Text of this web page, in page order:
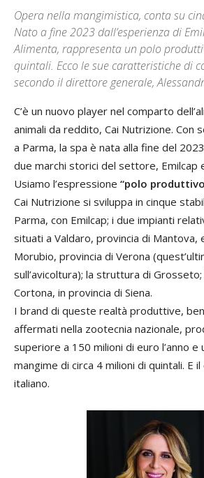
Opera nella mangimistica, conta su
Nato a fine 2023 dall’esperienza di
Alimenta, rappresenta un polo
quintali. Ecco le sue caratteristiche di
secondo il direttore generale,
C’è un nuovo player nel comparto
animali da reddito, Cai Nutrizione. Con
a Parma, la spa è nata alla fine del
due marchi storici del settore, Emilcap
Usiamo l’espressione “polo
Cai Nutrizione si sviluppa in cinque
Parma, con Emilcap; i due impianti
situati a Valdaro, provincia di Mantova,
Morubio, provincia di Verona
sull’avicoltura); la struttura di
Cortona, in provincia di Siena.
I brand di queste realtà produttive,
affermati nella zootecnia nazionale,
superiore a 150 milioni di euro l’anno e
mangime di circa 4 milioni di quintali. E
italiano.